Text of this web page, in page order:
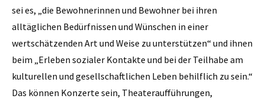
sei es, „die Bewohnerinnen und Bewohner bei ihren
alltäglichen Bedürfnissen und Wünschen in einer
wertschätzenden Art und Weise zu unterstützen“ und ihnen
beim „Erleben sozialer Kontakte und bei der Teilhabe am
kulturellen und gesellschaftlichen Leben behilflich zu sein.“
Das können Konzerte sein, Theateraufführungen,